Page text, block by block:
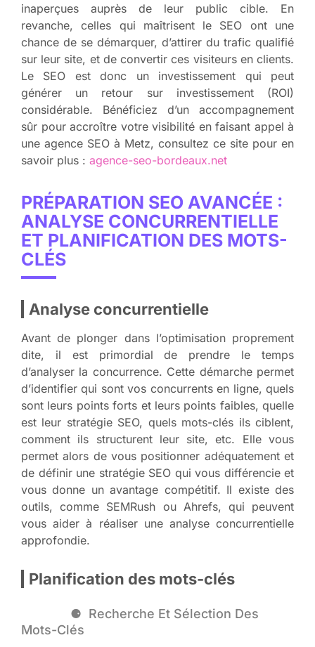
inaperçues auprès de leur public cible. En
revanche, celles qui maîtrisent le SEO ont une
chance de se démarquer, d’attirer du trafic qualifié
sur leur site, et de convertir ces visiteurs en clients.
Le SEO est donc un investissement qui peut
générer un retour sur investissement (ROI)
considérable. Bénéficiez d’un accompagnement
sûr pour accroître votre visibilité en faisant appel à
une agence SEO à Metz, consultez ce site pour en
savoir plus : agence-seo-bordeaux.net
PRÉPARATION SEO AVANCÉE :
ANALYSE CONCURRENTIELLE
ET PLANIFICATION DES MOTS-
CLÉS
Analyse concurrentielle
Avant de plonger dans l’optimisation proprement
dite, il est primordial de prendre le temps
d’analyser la concurrence. Cette démarche permet
d’identifier qui sont vos concurrents en ligne, quels
sont leurs points forts et leurs points faibles, quelle
est leur stratégie SEO, quels mots-clés ils ciblent,
comment ils structurent leur site, etc. Elle vous
permet alors de vous positionner adéquatement et
de définir une stratégie SEO qui vous différencie et
vous donne un avantage compétitif. Il existe des
outils, comme SEMRush ou Ahrefs, qui peuvent
vous aider à réaliser une analyse concurrentielle
approfondie.
Planification des mots-clés
Recherche Et Sélection Des
Mots-Clés